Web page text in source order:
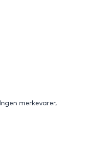
merkevarer,